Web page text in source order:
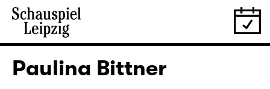
Paulina Bittner